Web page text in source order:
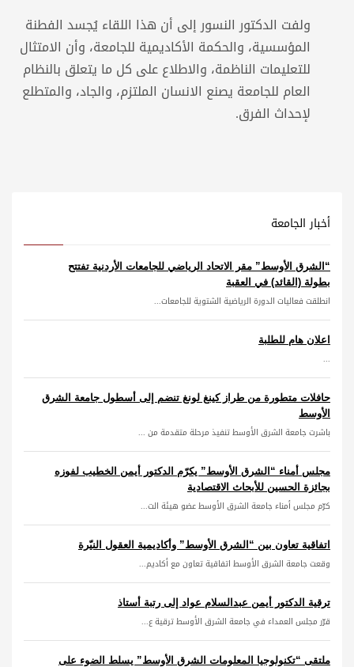
ولفت الدكتور النسور إلى أن هذا اللقاء يُجسد الفطنة
المؤسسية، والحكمة الأكاديمية للجامعة، وأن الامتثال
للتعليمات الناظمة، والاطلاع على كل ما يتعلق بالنظام
العام للجامعة يصنع الانسان الملتزم، والجاد، والمتطلع
لإحداث الفرق.
أخبار الجامعة
“الشرق الأوسط” مقر الاتحاد الرياضي للجامعات الأردنية تفتتح
بطولة (القائد) في العقبة
انطلقت فعاليات الدورة الرياضية الشتوية للجامعات...
اعلان هام للطلبة
...
حافلات متطورة من طراز كينغ لونغ تنضم إلى أسطول جامعة الشرق
الأوسط
باشرت جامعة الشرق الأوسط تنفيذ مرحلة متقدمة من ...
مجلس أمناء “الشرق الأوسط” يكرّم الدكتور أيمن الخطيب لفوزه
بجائزة الحسين للأبحاث الاقتصادية
كرّم مجلس أمناء جامعة الشرق الأوسط عضو هيئة الت...
اتفاقية تعاون بين “الشرق الأوسط” وأكاديمية العقول النيّرة
وقعت جامعة الشرق الأوسط اتفاقية تعاون مع أكاديم...
ترقية الدكتور أيمن عبدالسلام عواد إلى رتبة أستاذ
قرّر مجلس العمداء في جامعة الشرق الأوسط ترقية ع...
ملتقى “تكنولوجيا المعلومات الشرق الأوسط” يسلط الضوء على